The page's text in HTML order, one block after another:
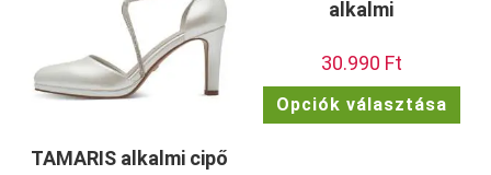
TAMARIS alkalmi cipő
alkalmi
30.990 Ft
Opciók választása